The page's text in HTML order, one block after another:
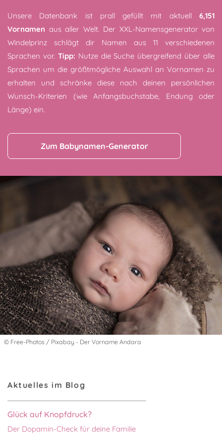
Unsere Datenbank ist prall gefüllt mit aktuell 6,151
Vornamen aus aller Welt. Der XXL-Namensgenerator von
Windelprinz schlägt dir Namen aus 11 verschiedenen
Sprachen vor. Tipp: Nutze die Suche übergreifend über alle
Sprachen um die größtmögliche Auswahl an Vornamen zu
erhalten und schränke diese nach deinen persönlichen
Wunsch-Kriterien (wie Anfangsbuchstabe, Endung oder
Länge) ein.
Zum Babynamen-Generator
© Free-Photos / Pixabay - Der Vorname Andara
Aktuelles im Blog
Glück auf Knopfdruck?
Der Dopamin-Check für deine Familie